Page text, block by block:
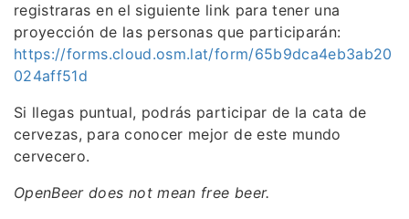
registraras en el siguiente link para tener una
proyección de las personas que participarán:
https://forms.cloud.osm.lat/form/65b9dca4eb3ab20
024aff51d
Si llegas puntual, podrás participar de la cata de
cervezas, para conocer mejor de este mundo
cervecero.
OpenBeer does not mean free beer.